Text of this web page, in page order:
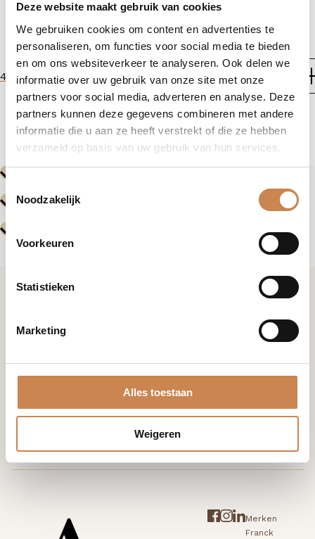
Deze website maakt gebruik van cookies
We gebruiken cookies om content en advertenties te
personaliseren, om functies voor social media te bieden
en om ons websiteverkeer te analyseren. Ook delen we
informatie over uw gebruik van onze site met onze
partners voor social media, adverteren en analyse. Deze
partners kunnen deze gegevens combineren met andere
informatie die u aan ze heeft verstrekt of die ze hebben
verzameld op basis van uw gebruik van hun services.
Noodzakelijk
Voorkeuren
Statistieken
Marketing
Alles toestaan
Weigeren
-
African
Rain
Hydrating
Massage
Candle
aantal
Ik wil graag kennismaken
info@houseofafricanbeauty.com
Merken
Franck